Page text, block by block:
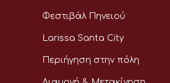
Φεστιβάλ Πηνειού
Larissa Santa City
Περιήγηση στην πόλη